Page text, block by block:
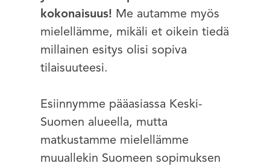
kokonaisuus! Me autamme myös
mielellämme, mikäli et oikein tiedä
millainen esitys olisi sopiva
tilaisuuteesi.
Esiinnymme pääasiassa Keski-
Suomen alueella, mutta
matkustamme mielellämme
muuallekin Suomeen sopimuksen